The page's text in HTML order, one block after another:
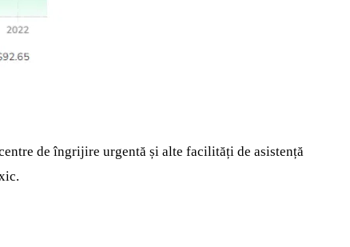
de îngrijire urgentă și alte facilități de asistență